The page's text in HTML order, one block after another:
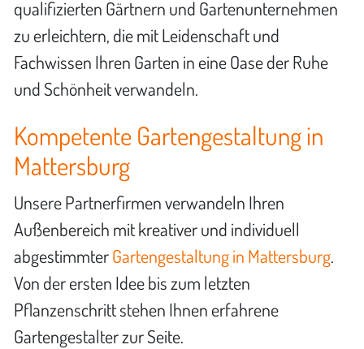
qualifizierten Gärtnern und Gartenunternehmen
zu erleichtern, die mit Leidenschaft und
Fachwissen Ihren Garten in eine Oase der Ruhe
und Schönheit verwandeln.
Kompetente Gartengestaltung in
Mattersburg
Unsere Partnerfirmen verwandeln Ihren
Außenbereich mit kreativer und individuell
abgestimmterGartengestaltung in Mattersburg.
Von der ersten Idee bis zum letzten
Pflanzenschritt stehen Ihnen erfahrene
Gartengestalter zur Seite.